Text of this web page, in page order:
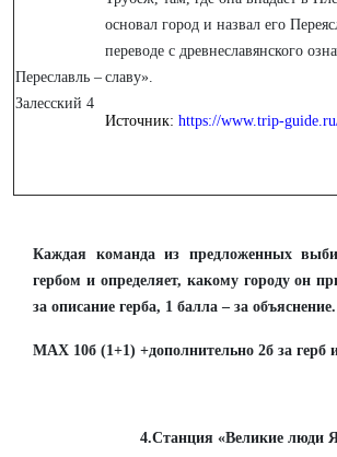
Переславль –
Залесский 4
основал город и назвал его
переводе с древнеславянского
славу».
Источник: https://www.trip-
Каждая команда из предложенных
гербом и определяет, какому городу он
за описание герба, 1 балла – за объяснение.
МАХ 10б (1+1) +дополнительно 2б за герб
4.Станция «Великие люди